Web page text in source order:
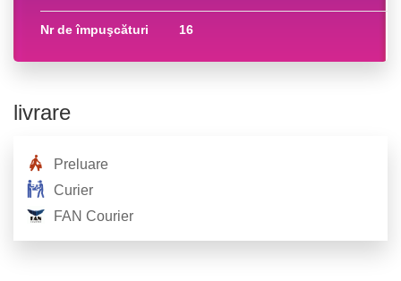
nr de împuşcături 16
livrare
Preluare
Curier
FAN Courier